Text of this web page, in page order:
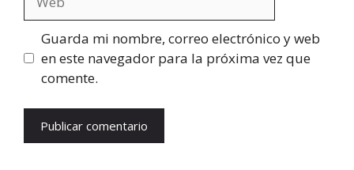
Guarda mi nombre, correo electrónico y web
en este navegador para la próxima vez que
comente.